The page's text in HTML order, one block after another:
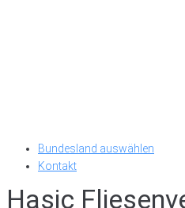
Bundesland auswählen
Kontakt
Hasic